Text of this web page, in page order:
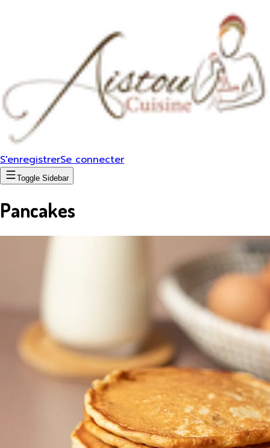
S'enregistrerSe connecter
Toggle Sidebar
Pancakes